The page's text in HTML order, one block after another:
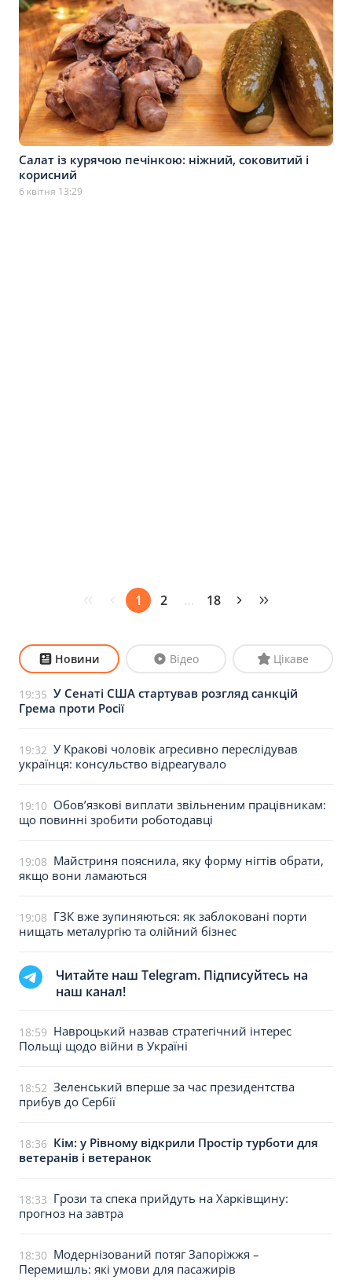
Салат із курячою печінкою: ніжний, соковитий і
корисний
6 квітня 13:29
1 2 … 18
Новини Відео Цікаве
19:35 У Сенаті США стартував розгляд санкцій
Грема проти Росії
19:32 У Кракові чоловік агресивно переслідував
українця: консульство відреагувало
19:10 Обов’язкові виплати звільненим працівникам:
що повинні зробити роботодавці
19:08 Майстриня пояснила, яку форму нігтів обрати,
якщо вони ламаються
19:08 ГЗК вже зупиняються: як заблоковані порти
нищать металургію та олійний бізнес
Читайте наш Telegram. Підписуйтесь на
наш канал!
18:59 Навроцький назвав стратегічний інтерес
Польщі щодо війни в Україні
18:52 Зеленський вперше за час президентства
прибув до Сербії
18:36 Кім: у Рівному відкрили Простір турботи для
ветеранів і ветеранок
18:33 Грози та спека прийдуть на Харківщину:
прогноз на завтра
18:30 Модернізований потяг Запоріжжя –
Перемишль: які умови для пасажирів